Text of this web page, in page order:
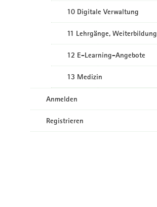
10 Digitale Verwaltung
11 Lehrgänge, Weiterbildung
12 E-Learning-Angebote
13 Medizin
Anmelden
Registrieren